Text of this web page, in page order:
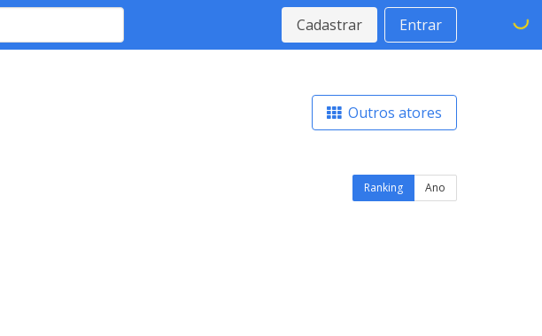
Cadastrar Entrar
Outros atores
Ranking Ano